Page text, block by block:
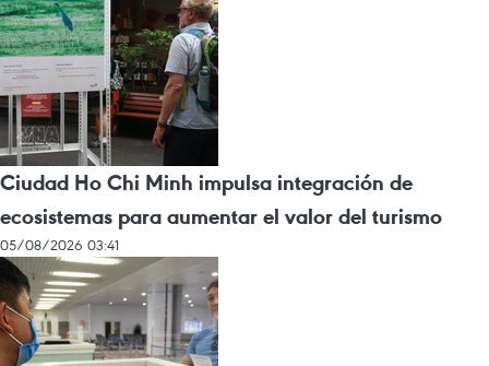
Ciudad Ho Chi Minh impulsa integración de
ecosistemas para aumentar el valor del turismo
05/08/2026 03:41